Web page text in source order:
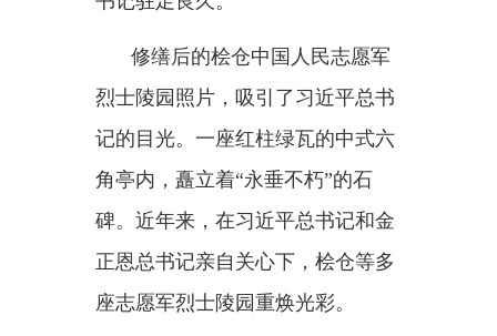
作关系全面发展、为地区乃至世界
和平与安全作出重大贡献的一件大
事。”
为中朝友谊而来，也为地区和
世界的和平繁荣而来。
习近平总书记表示：“我们要顺
应时代潮流，加强战略沟通和协调